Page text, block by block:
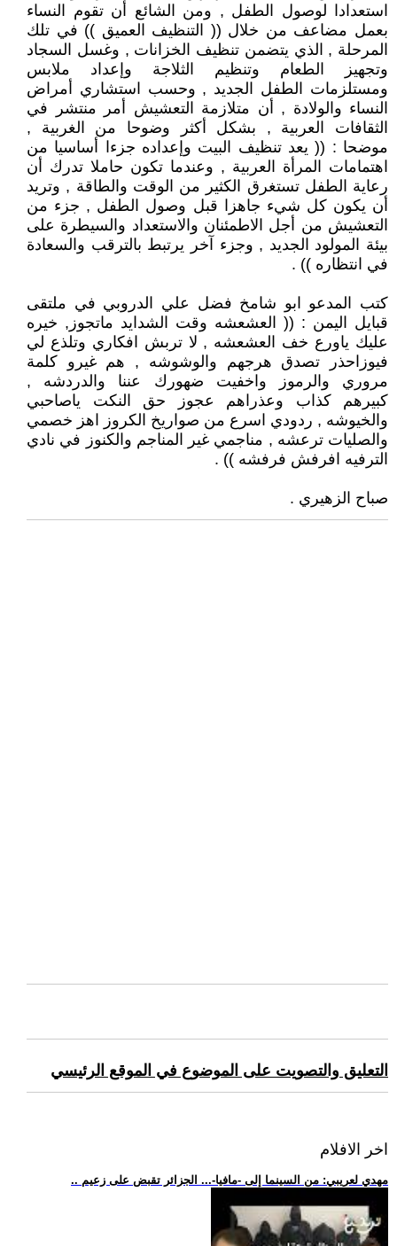
استعدادا لوصول الطفل , ومن الشائع أن تقوم النساء
بعمل مضاعف من خلال (( التنظيف العميق )) في تلك
المرحلة , الذي يتضمن تنظيف الخزانات , وغسل السجاد
وتجهيز الطعام وتنظيم الثلاجة وإعداد ملابس
ومستلزمات الطفل الجديد , وحسب استشاري أمراض
النساء والولادة , أن متلازمة التعشيش أمر منتشر في
الثقافات العربية , بشكل أكثر وضوحا من الغربية ,
موضحا : (( يعد تنظيف البيت وإعداده جزءا أساسيا من
اهتمامات المرأة العربية , وعندما تكون حاملا تدرك أن
رعاية الطفل تستغرق الكثير من الوقت والطاقة , وتريد
أن يكون كل شيء جاهزا قبل وصول الطفل , جزء من
التعشيش من أجل الاطمئنان والاستعداد والسيطرة على
بيئة المولود الجديد , وجزء آخر يرتبط بالترقب والسعادة
في انتظاره )) .
كتب المدعو ابو شامخ فضل علي الدروبي في ملتقى
قبايل اليمن : (( العشعشه وقت الشدايد ماتجوز, خيره
عليك ياورع خف العشعشه , لا تربش افكاري وتلذع لي
فيوزاحذر تصدق هرجهم والوشوشه , هم غيرو كلمة
مروري والرموز واخفيت ضهورك عننا والدردشه ,
كبيرهم كذاب وعذراهم عجوز حق النكت ياصاحبي
والخيوشه , ردودي اسرع من صواريخ الكروز اهز خصمي
والصليات ترعشه , مناجمي غير المناجم والكنوز في نادي
الترفيه افرفش فرفشه )) .
صباح الزهيري .
التعليق والتصويت على الموضوع في الموقع الرئيسي
اخر الافلام
.. مهدي لعريبي: من السينما إلى -مافيا-... الجزائر تقبض على زعيم